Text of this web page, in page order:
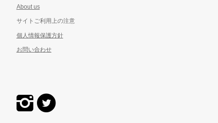
About us
サイトご利用上の注意
個人情報保護方針
お問い合わせ